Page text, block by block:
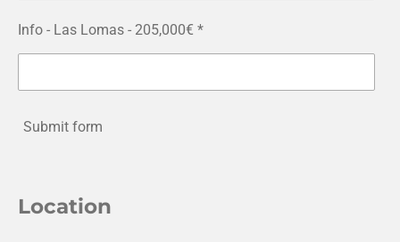
Info - Las Lomas - 205,000€ *
Submit form
Location